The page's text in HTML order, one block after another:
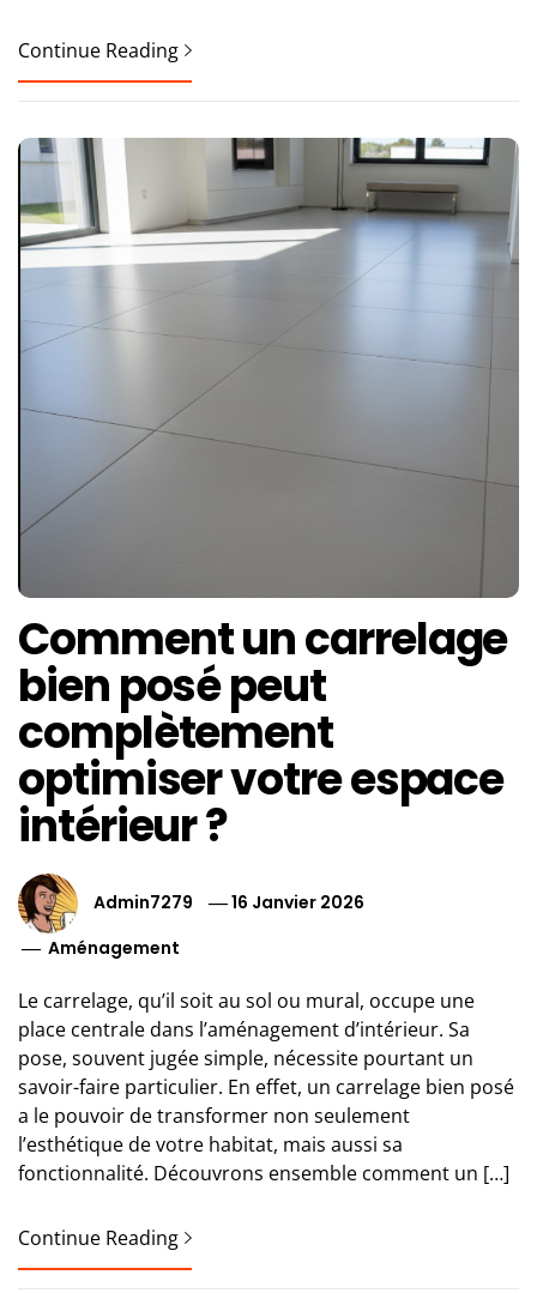
Continue Reading
Comment un carrelage
bien posé peut
complètement
optimiser votre espace
intérieur ?
Admin7279
16 Janvier 2026
Aménagement
Le carrelage, qu’il soit au sol ou mural, occupe une
place centrale dans l’aménagement d’intérieur. Sa
pose, souvent jugée simple, nécessite pourtant un
savoir-faire particulier. En effet, un carrelage bien posé
a le pouvoir de transformer non seulement
l’esthétique de votre habitat, mais aussi sa
fonctionnalité. Découvrons ensemble comment un […]
Continue Reading